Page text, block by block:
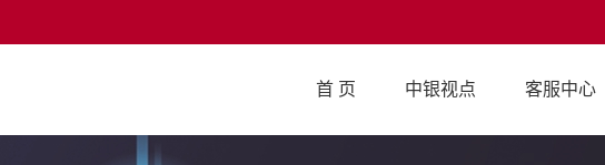
首 页 中银视点 客服中心